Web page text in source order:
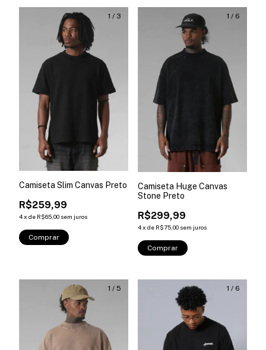
1 / 3
Camiseta Slim Canvas Preto
R$259,99
4x de R$65,00 sem juros
Comprar
1 / 6
Camiseta Huge Canvas
Stone Preto
R$299,99
4x de R$75,00 sem juros
Comprar
1 / 5 1 / 6